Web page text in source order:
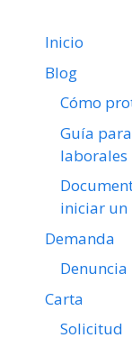
Inicio
Blog
Cómo
Guía
laborales
iniciar un
Demanda
Denuncia
Carta
Solicitud